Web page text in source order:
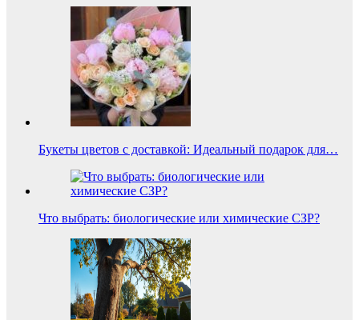
Букеты цветов с доставкой: Идеальный подарок для…
Что выбрать: биологические или химические СЗР?